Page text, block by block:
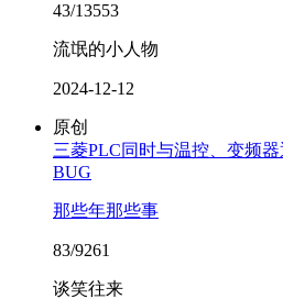
43/13553
流氓的小人物
2024-12-12
原创
三菱PLC同时与温控、变频
BUG
那些年那些事
83/9261
谈笑往来